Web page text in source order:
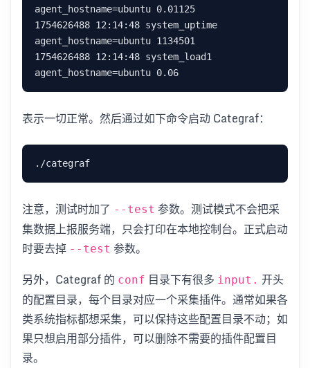
agent_hostname=ubuntu 0.01125
1754626488 12:14:48 system_uptime
agent_hostname=ubuntu 1134501
1754626488 12:14:48 system_load1
表示一切正常。然后通过如下命令启动 Categraf：
注意，测试时加了 --test 参数。测试模式不会把采
集数据上报服务端，只会打印在本地控制台。正式启动
时要去掉 --test 参数。
另外，Categraf 的 conf 目录下有很多 input. 开头
的配置目录，每个目录对应一个采集插件。通常如果各
类系统指标都想采集，可以保持这些配置目录不动；如
果只想启用部分插件，可以删除不需要的插件配置目
录。